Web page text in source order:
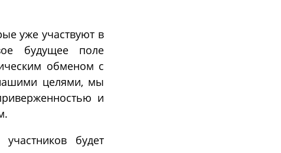
уже участвуют в
будущее поле
обменом с
целями, мы
и
будет